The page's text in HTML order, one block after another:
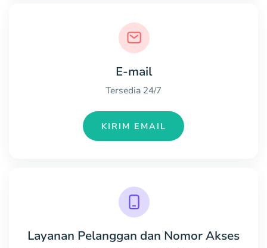
E-mail
Tersedia 24/7
KIRIM EMAIL
Layanan Pelanggan dan Nomor Akses